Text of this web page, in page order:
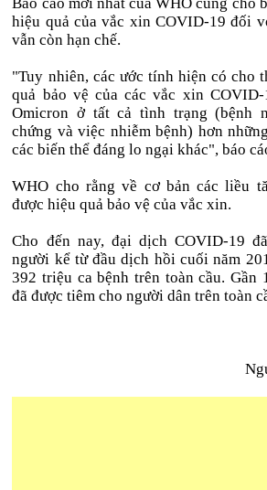
hiệu quả của vắc xin COVID-19 đối
vẫn còn hạn chế.
"Tuy nhiên, các ước tính hiện có cho
quả bảo vệ của các vắc xin
Omicron ở tất cả tình trạng (bệnh
chứng và việc nhiễm bệnh) hơn
các biến thể đáng lo ngại khác", báo
WHO cho rằng về cơ bản các liều
được hiệu quả bảo vệ của vắc xin.
Cho đến nay, đại dịch COVID-19
người kể từ đầu dịch hồi cuối năm
392 triệu ca bệnh trên toàn cầu.
đã được tiêm cho người dân trên toàn